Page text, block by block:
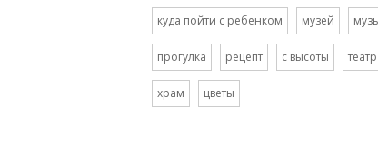
куда пойти с ребенком музей
прогулка рецепт с высоты театр
храм цветы